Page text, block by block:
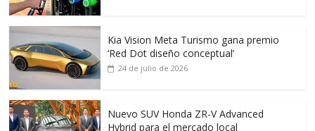
Kia Vision Meta Turismo gana premio
‘Red Dot diseño conceptual’
24 de julio de 2026
Nuevo SUV Honda ZR-V Advanced
Hybrid para el mercado local